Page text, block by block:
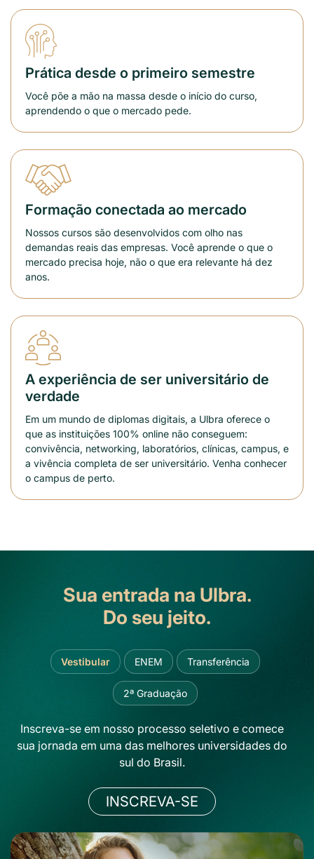
Prática desde o primeiro semestre
Você põe a mão na massa desde o início do curso,
aprendendo o que o mercado pede.
Formação conectada ao mercado
Nossos cursos são desenvolvidos com olho nas
demandas reais das empresas. Você aprende o que o
mercado precisa hoje, não o que era relevante há dez
anos.
A experiência de ser universitário de
verdade
Em um mundo de diplomas digitais, a Ulbra oferece o
que as instituições 100% online não conseguem:
convivência, networking, laboratórios, clínicas, campus, e
a vivência completa de ser universitário. Venha conhecer
o campus de perto.
Sua entrada na Ulbra.
Do seu jeito.
Vestibular ENEM Transferência
2ª Graduação
Inscreva-se em nosso processo seletivo e comece
sua jornada em uma das melhores universidades do
sul do Brasil.
INSCREVA-SE